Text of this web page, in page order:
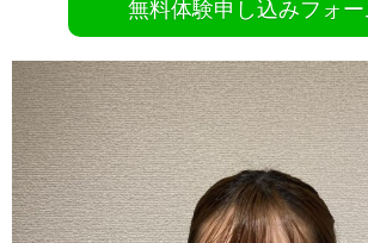
無料体験申し込みフォ